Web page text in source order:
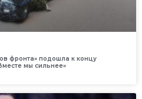
фронта» подошла к концу
мы сильнее»